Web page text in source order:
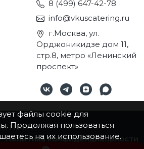
8 (499) 647-42-78
info@vkuscatering.ru
г.Москва, ул.
Орджоникидзе дом 11,
стр.8, метро «Ленинский
проспект»
П.М.
Политика конфиденциальности
файлы cookie для
Продолжая пользоваться
на их использование.